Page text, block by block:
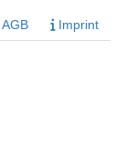
AGB Imprint